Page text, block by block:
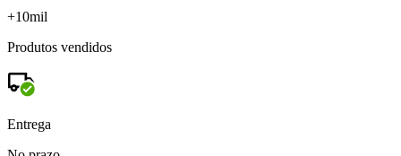
+10mil
Produtos vendidos
Entrega